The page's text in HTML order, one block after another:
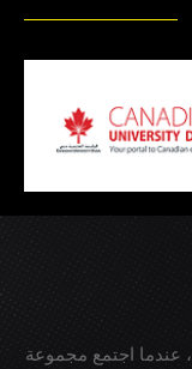
يعود تاريخ تأسيس نادي الوصل إلى عام 1960، عندما اجتمع مجموعة